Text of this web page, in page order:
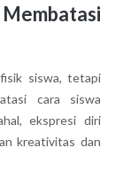
fisik siswa, tetapi
cara siswa
ekspresi diri
kreativitas dan